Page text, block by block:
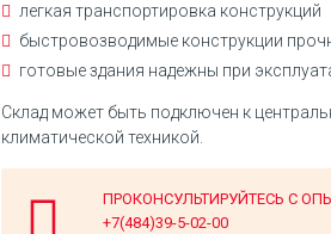
легкая транспортировка конструкций
быстровозводимые конструкции
готовые здания надежны при
Склад может быть подключен к
климатической техникой.
ПРОКОНСУЛЬТИРУЙТЕСЬ С
+7(484)39-5-02-00